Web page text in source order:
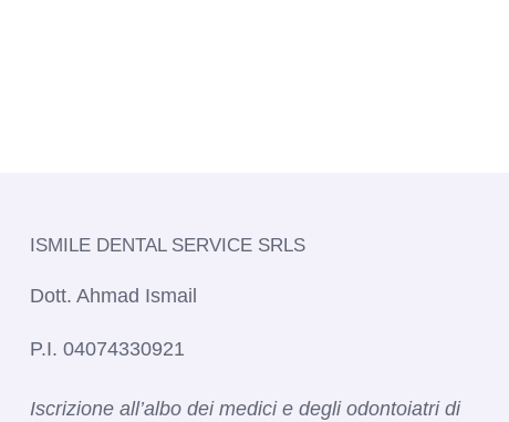
ISMILE DENTAL SERVICE SRLS​
Dott. Ahmad Ismail
P.I. 04074330921
Iscrizione all’albo dei medici e degli odontoiatri di